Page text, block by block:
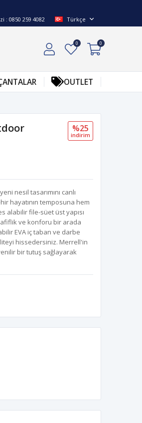
: 0850 259 4082 Türkçe
0 0
OUTLET
%25
i̇ndi̇ri̇m
nesil tasarımını canlı
hayatının temposuna hem
alabilir file-süet üst yapısı
ve konforu bir arada
EVA iç taban ve darbe
hissedersiniz. Merrell'in
bir tutuş sağlayarak